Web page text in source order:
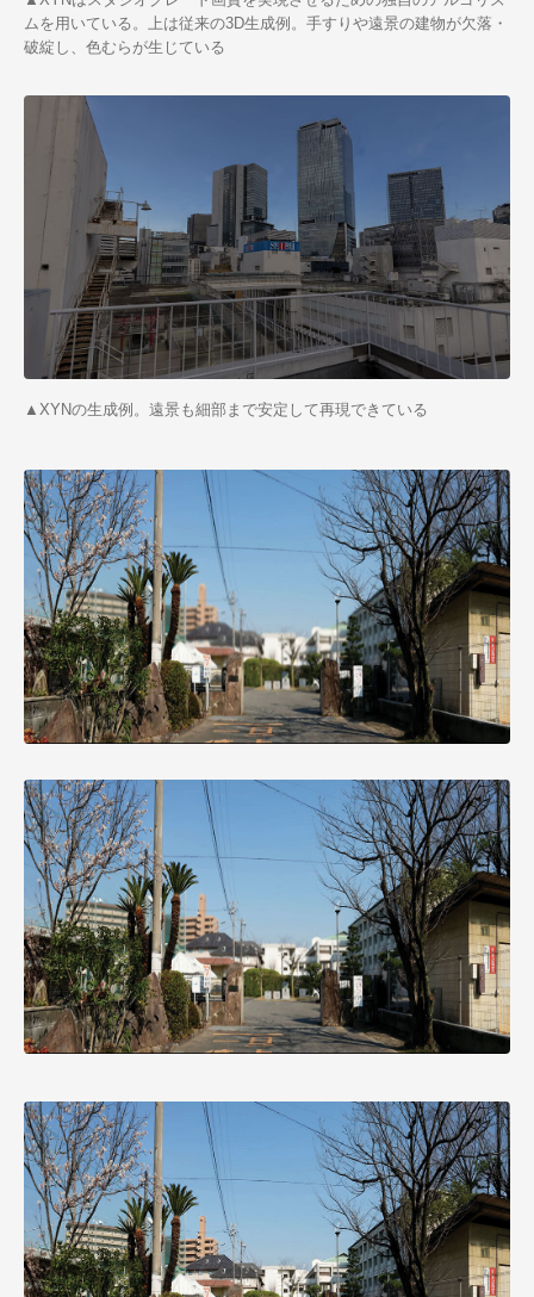
ムを用いている。上は従来の3D生成例。手すりや遠景の建物が欠落・
破綻し、色むらが生じている
▲XYNの生成例。遠景も細部まで安定して再現できている